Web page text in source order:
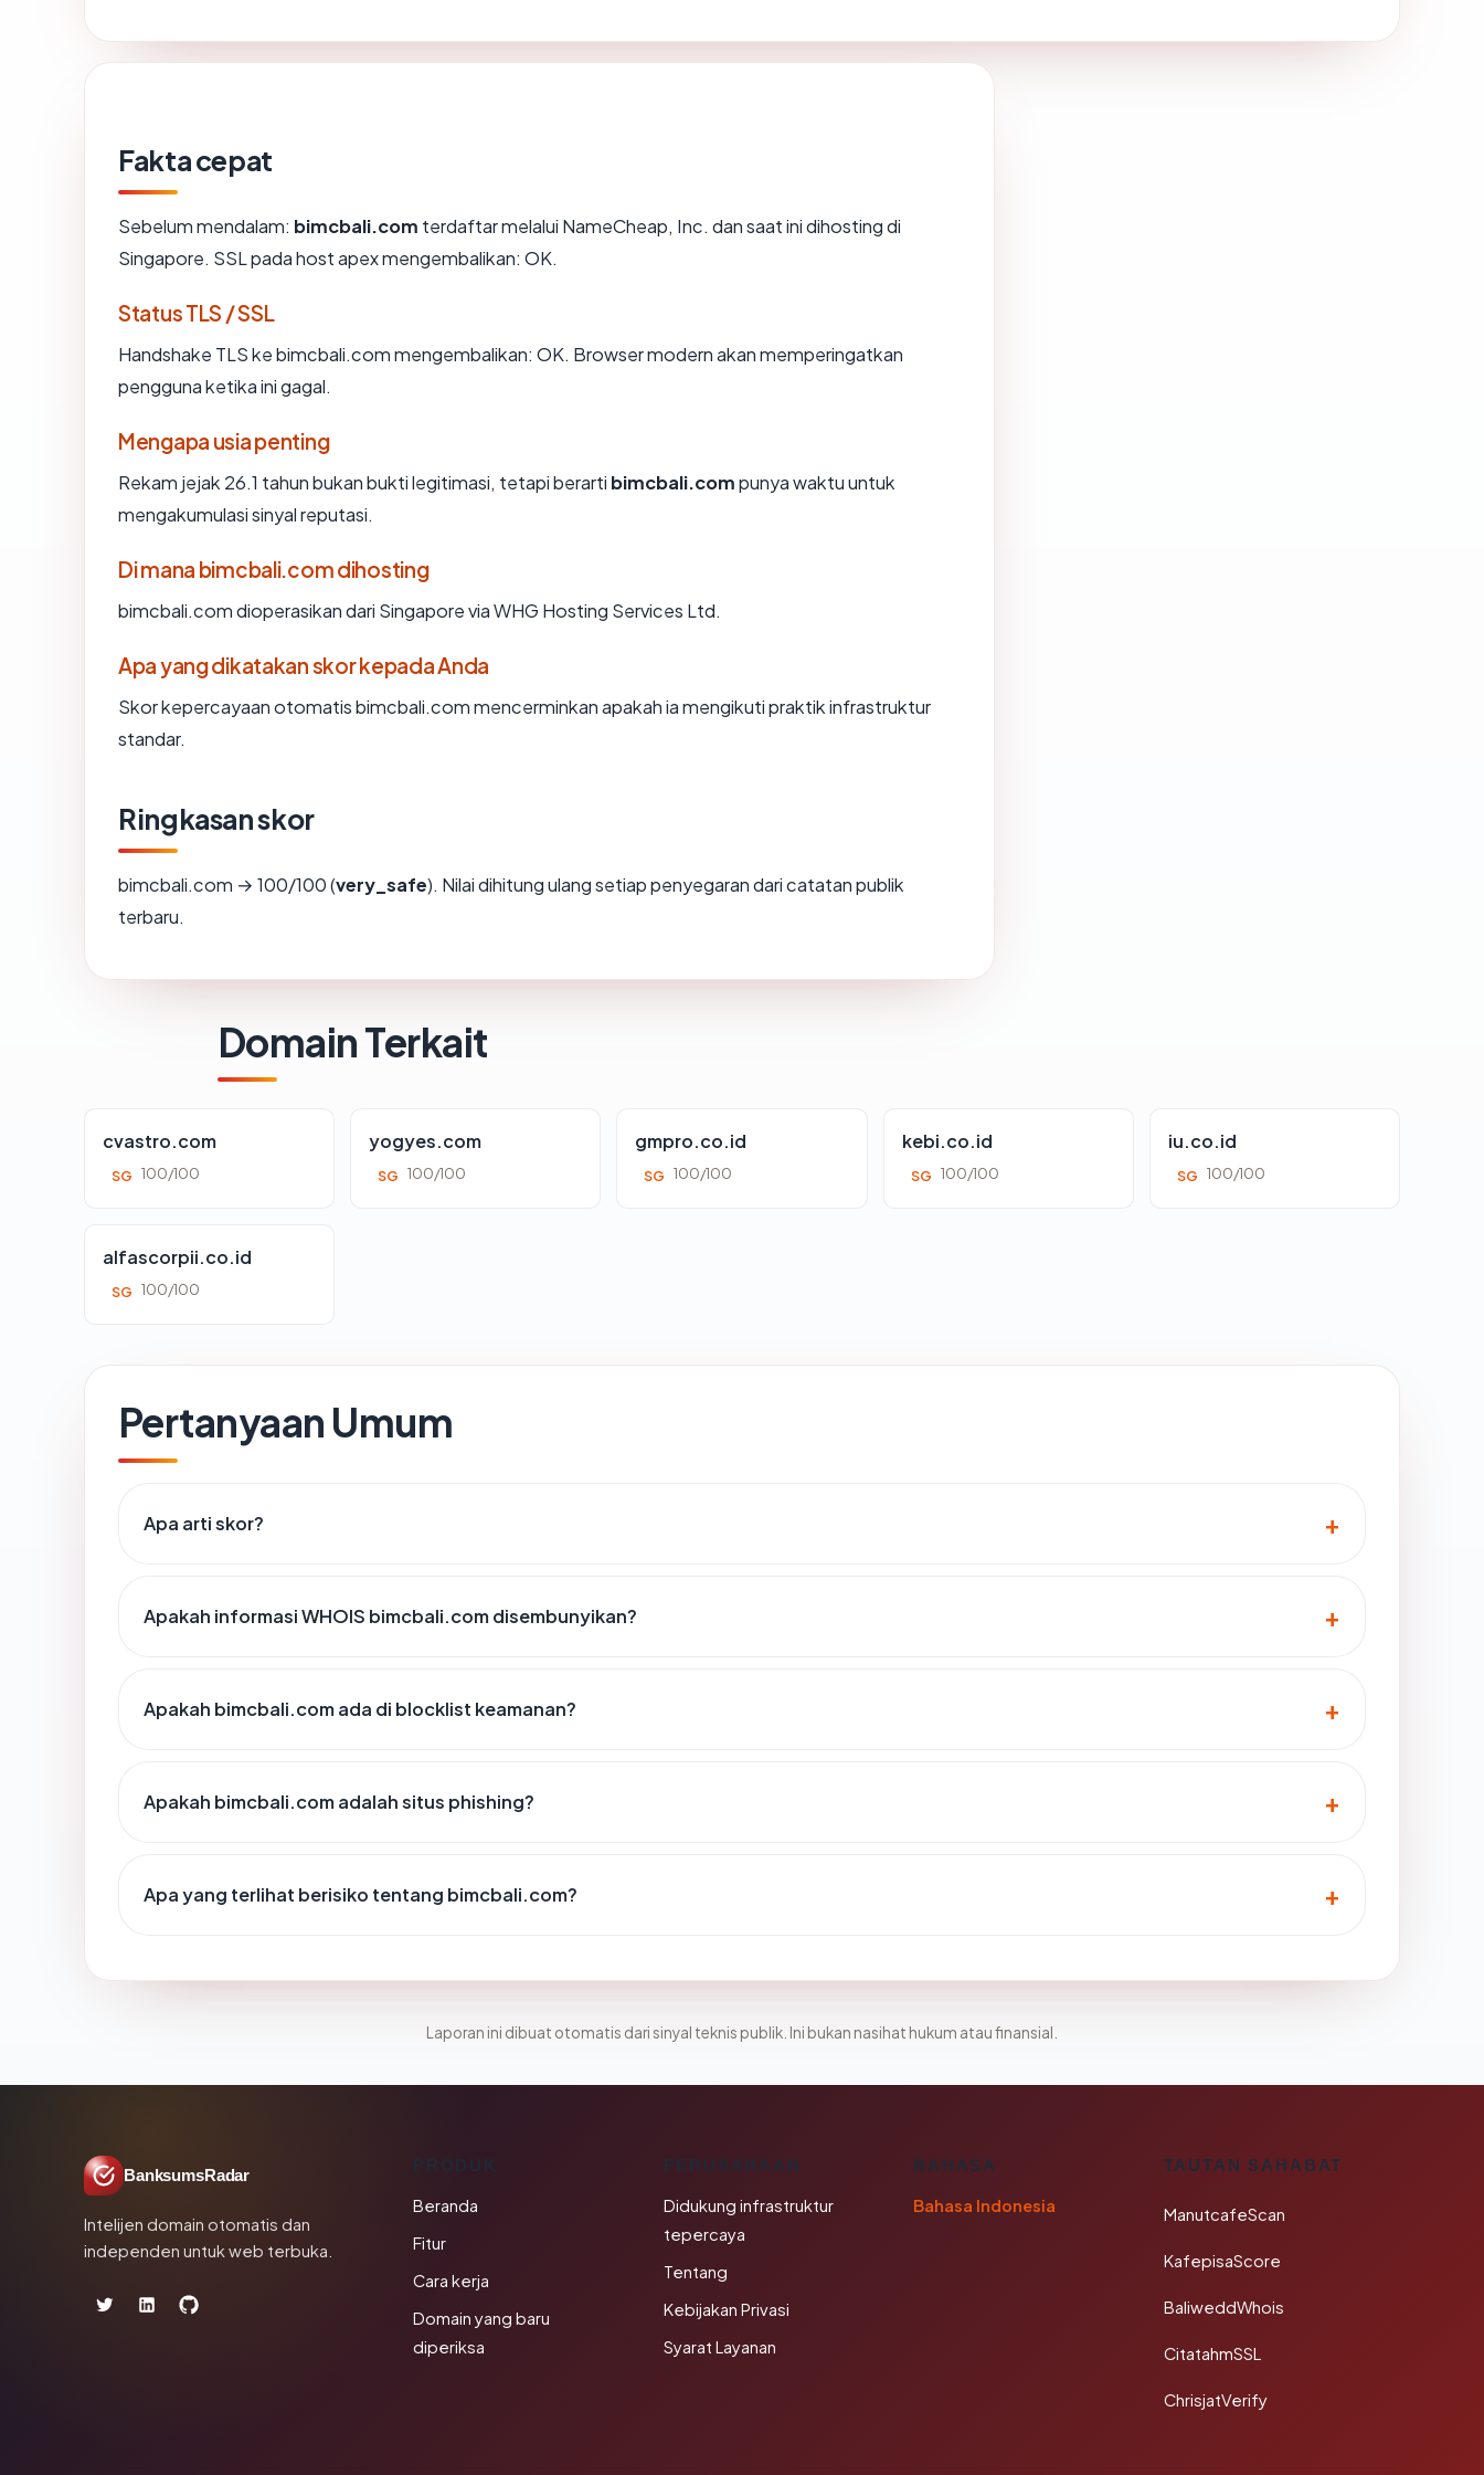
Fakta cepat
Sebelum mendalam: bimcbali.com terdaftar melalui NameCheap, Inc. dan saat ini dihosting di
Singapore. SSL pada host apex mengembalikan: OK.
Status TLS / SSL
Handshake TLS ke bimcbali.com mengembalikan: OK. Browser modern akan memperingatkan
pengguna ketika ini gagal.
Mengapa usia penting
Rekam jejak 26.1 tahun bukan bukti legitimasi, tetapi berarti bimcbali.compunya waktu untuk
mengakumulasi sinyal reputasi.
Di mana bimcbali.com dihosting
bimcbali.com dioperasikan dari Singapore via WHG Hosting Services Ltd.
Apa yang dikatakan skor kepada Anda
Skor kepercayaan otomatis bimcbali.com mencerminkan apakah ia mengikuti praktik infrastruktur
standar.
Ringkasan skor
bimcbali.com → 100/100 (very_safe). Nilai dihitung ulang setiap penyegaran dari catatan publik
terbaru.
Domain Terkait
cvastro.com
SG 100/100
yogyes.com
SG 100/100
gmpro.co.id
SG 100/100
kebi.co.id
SG 100/100
iu.co.id
SG 100/100
alfascorpii.co.id
SG 100/100
Pertanyaan Umum
Apa arti skor?
Apakah informasi WHOIS bimcbali.com disembunyikan?
Apakah bimcbali.com ada di blocklist keamanan?
Apakah bimcbali.com adalah situs phishing?
Apa yang terlihat berisiko tentang bimcbali.com?
Laporan ini dibuat otomatis dari sinyal teknis publik. Ini bukan nasihat hukum atau finansial.
BanksumsRadar
Intelijen domain otomatis dan
independen untuk web terbuka.
Beranda
Fitur
Cara kerja
Domain yang baru
diperiksa
PERUSAHAAN
Didukung infrastruktur
tepercaya
Tentang
Kebijakan Privasi
Syarat Layanan
BAHASA
Bahasa Indonesia
TAUTAN SAHABAT
ManutcafeScan
KafepisaScore
BaliweddWhois
CitatahmSSL
ChrisjatVerify